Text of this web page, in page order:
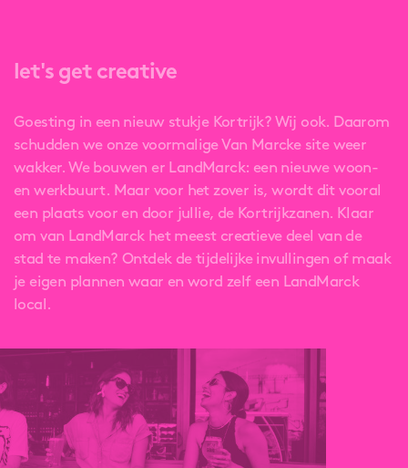
let's get creative
Goesting in een nieuw stukje Kortrijk? Wij ook. Daarom
schudden we onze voormalige Van Marcke site weer
wakker. We bouwen er LandMarck: een nieuwe woon-
en werkbuurt. Maar voor het zover is, wordt dit vooral
een plaats voor en door jullie, de Kortrijkzanen. Klaar
om van LandMarck het meest creatieve deel van de
stad te maken? Ontdek de tijdelijke invullingen of maak
je eigen plannen waar en word zelf een LandMarck
local.